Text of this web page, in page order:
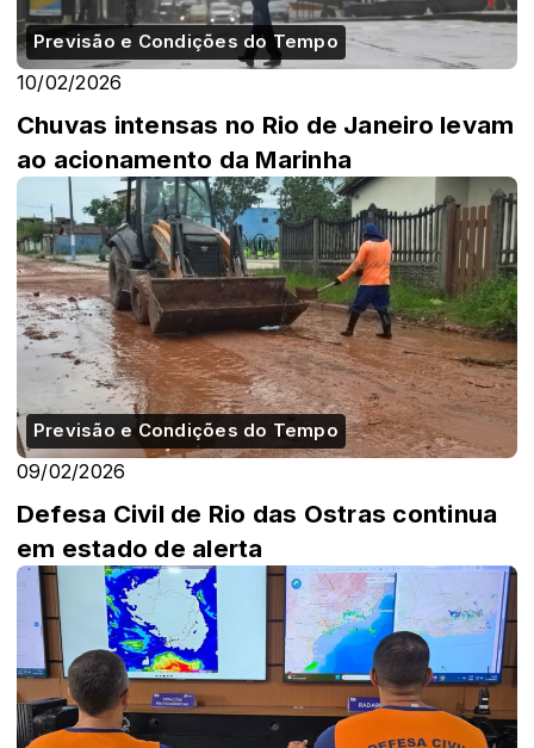
Previsão e Condições do Tempo
10/02/2026
Chuvas intensas no Rio de Janeiro levam
ao acionamento da Marinha
Previsão e Condições do Tempo
09/02/2026
Defesa Civil de Rio das Ostras continua
em estado de alerta